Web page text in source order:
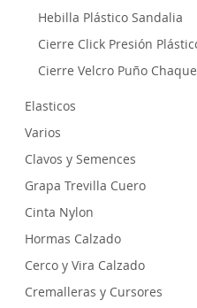
Hebilla Plástico Sandalia
Cierre Click Presión
Cierre Velcro Puño
Elasticos
Varios
Clavos y Semences
Grapa Trevilla Cuero
Cinta Nylon
Hormas Calzado
Cerco y Vira Calzado
Cremalleras y Cursores